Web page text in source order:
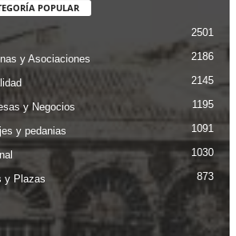
POPULAR
2501
y Asociaciones 2186
2145
y Negocios 1195
y pedanias 1091
1030
y Plazas 873